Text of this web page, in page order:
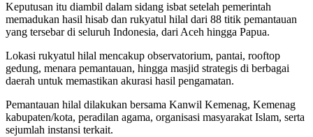
Keputusan itu diambil dalam sidang isbat setelah pemerintah
memadukan hasil hisab dan rukyatul hilal dari 88 titik pemantauan
yang tersebar di seluruh Indonesia, dari Aceh hingga Papua.
Lokasi rukyatul hilal mencakup observatorium, pantai, rooftop
gedung, menara pemantauan, hingga masjid strategis di berbagai
daerah untuk memastikan akurasi hasil pengamatan.
Pemantauan hilal dilakukan bersama Kanwil Kemenag, Kemenag
kabupaten/kota, peradilan agama, organisasi masyarakat Islam, serta
sejumlah instansi terkait.